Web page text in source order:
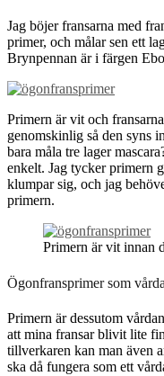
Jag böjer fransarna med
primer, och målar sen ett
Brynpennan är i färgen
Primern är vit och
genomskinlig så den syns
bara måla tre lager
enkelt. Jag tycker primern
klumpar sig, och jag
primern.
Primern är vit innan
Ögonfransprimer som
Primern är dessutom
att mina fransar blivit lite
tillverkaren kan man även
ska då fungera som ett